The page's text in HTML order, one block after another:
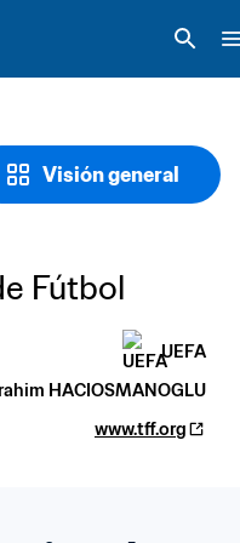
Visión general
Fútbol
UEFA
HACIOSMANOGLU
www.tff.org